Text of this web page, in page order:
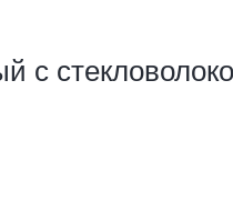
с